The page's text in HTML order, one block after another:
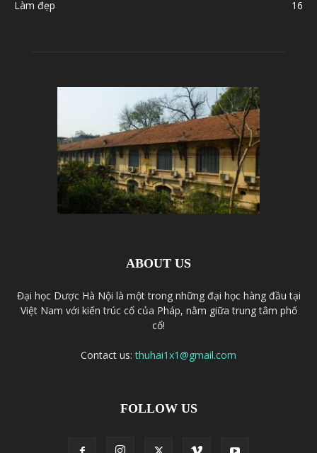
Làm đẹp
16
ABOUT US
Đại học Dược Hà Nội là một trong những đại học hàng đầu tại
Việt Nam với kiến trúc cổ của Pháp, nằm giữa trung tâm phố
cổ!
Contact us:thuhai1x1@gmail.com
FOLLOW US